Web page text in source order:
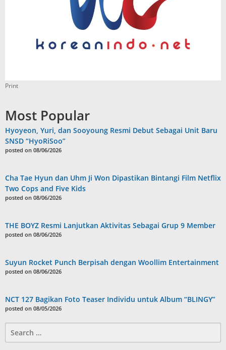
Print
Most Popular
Hyoyeon, Yuri, dan Sooyoung Resmi Debut Sebagai Unit Baru
SNSD “HyoRiSoo”
posted on 08/06/2026
Cha Tae Hyun dan Uhm Ji Won Dipastikan Bintangi Film Netflix
Two Cops and Five Kids
posted on 08/06/2026
THE BOYZ Resmi Lanjutkan Aktivitas Sebagai Grup 9 Member
posted on 08/06/2026
Suyun Rocket Punch Berpisah dengan Woollim Entertainment
posted on 08/06/2026
NCT 127 Bagikan Foto Teaser Individu untuk Album “BLINGY”
posted on 08/05/2026
for: